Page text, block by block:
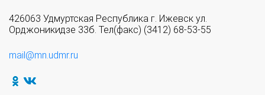
426063 Удмуртская Республика г. Ижевск ул.
Орджоникидзе 33б. Тел(факс) (3412) 68-53-55
mail@mn.udmr.ru